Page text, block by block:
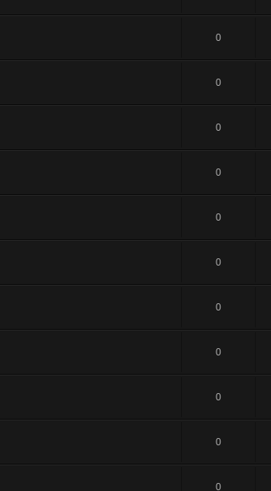
0
0
0
0
0
0
0
0
0
0
0